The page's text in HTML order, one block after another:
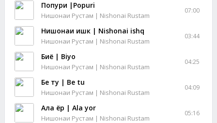
Попури |Popuri
Нишонаи Рустам | Nishonai Rustam
07:00
Нишонаи ишк | Nishonai ishq
Нишонаи Рустам | Nishonai Rustam
03:44
Биё | Biyo
Нишонаи Рустам | Nishonai Rustam
04:25
Бе ту | Be tu
Нишонаи Рустам | Nishonai Rustam
04:09
Ала ёр | Ala yor
Нишонаи Рустам | Nishonai Rustam
05:16